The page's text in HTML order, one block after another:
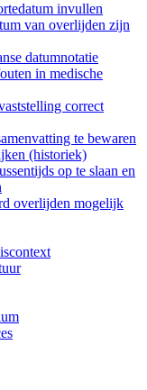
invullen
van overlijden zijn
datumnotatie
in medische
correct
te bewaren
(historiek)
op te slaan en
overlijden mogelijk